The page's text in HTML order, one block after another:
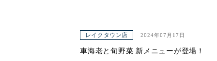
レイクタウン店 2024年07月17日
車海老と旬野菜 新メニューが登場！